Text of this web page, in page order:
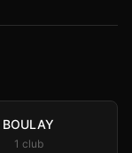
BOULAY
1 club